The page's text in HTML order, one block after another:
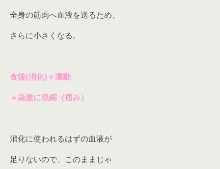
全身の筋肉へ血液を送るため、
さらに小さくなる。
食後(消化)＋運動
＝急激に収縮（痛み）
消化に使われるはずの血液が
足りないので、このままじゃ